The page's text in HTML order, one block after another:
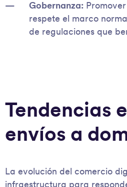
Gobernanza:
respete el marco
de regulaciones que
Tendencias
envíos a
La evolución del comercio